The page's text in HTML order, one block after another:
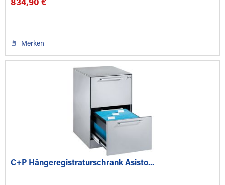
834,90 €
Merken
C+P Hängeregistraturschrank Asisto...